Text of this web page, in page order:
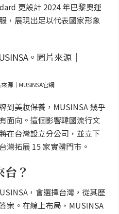
更設計 2024 年巴黎奧運
，展現出足以代表國家形象
源｜MUSINSA官網
到美妝保養，MUSINSA 幾乎
面向。這個影響韓國流行文
在台灣設立分公司，並立下
灣拓展 15 家實體門市。
？
，會選擇台灣，從其歷
案。在線上布局，MUSINSA